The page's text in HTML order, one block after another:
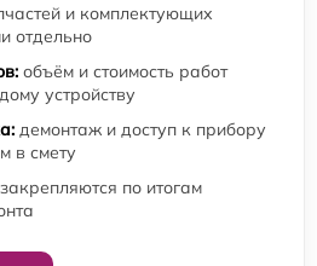
и комплектующих
отдельно
объём и стоимость работ
устройству
демонтаж и доступ к прибору
в смету
по итогам